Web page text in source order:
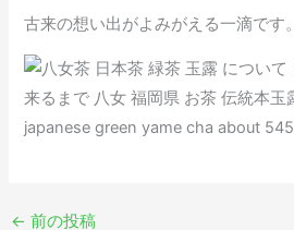
古来の想い出がよみがえる一滴です。
← 前の投稿